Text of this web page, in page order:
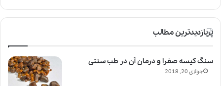
پربازدیدترین مطالب
سنگ کیسه صفرا و درمان آن در طب سنتی
جولای 20, 2018